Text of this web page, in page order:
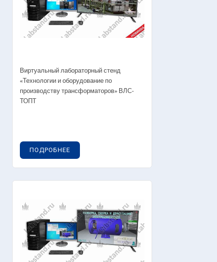
Виртуальный лабораторный стенд
«Технологии и оборудование по
производству трансформаторов» ВЛС-
ТОПТ
ПОДРОБНЕЕ